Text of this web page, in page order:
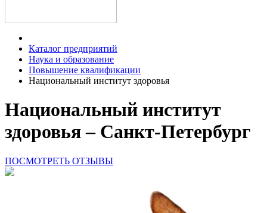
Каталог предприятий
Наука и образование
Повышение квалификации
Национальный институт здоровья
Национальный институт
здоровья – Санкт-Петербург
ПОСМОТРЕТЬ ОТЗЫВЫ